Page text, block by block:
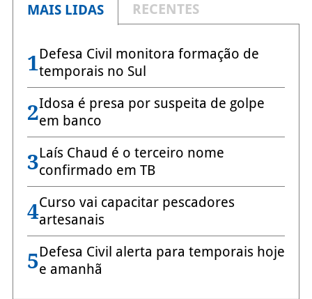
MAIS LIDAS
RECENTES
1Defesa Civil monitora formação de
temporais no Sul
2Idosa é presa por suspeita de golpe
em banco
3Laís Chaud é o terceiro nome
confirmado em TB
4Curso vai capacitar pescadores
artesanais
5Defesa Civil alerta para temporais hoje
e amanhã